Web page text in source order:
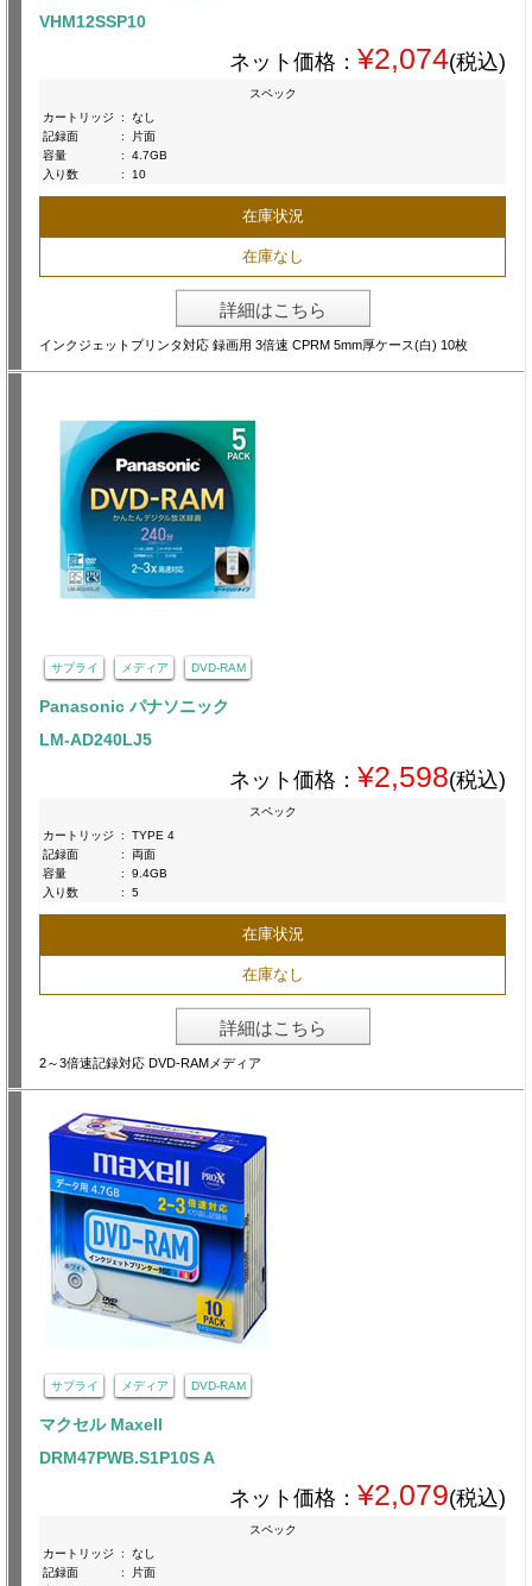
VHM12SSP10
ネット価格： ¥2,074(税込)
スペック
カートリッジ
:
なし
記録面
:
片面
容量
:
4.7GB
入り数
: 10
在庫状況
在庫なし
詳細はこちら
インクジェットプリンタ対応 録画用 3倍速 CPRM 5mm厚ケース(白) 10枚
サプライ メディア DVD-RAM
Panasonic パナソニック
LM-AD240LJ5
ネット価格： ¥2,598(税込)
スペック
カートリッジ
:
TYPE 4
記録面
:
両面
容量
:
9.4GB
入り数
: 5
在庫状況
在庫なし
詳細はこちら
2～3倍速記録対応 DVD-RAMメディア
サプライ メディア DVD-RAM
マクセル Maxell
DRM47PWB.S1P10S A
ネット価格： ¥2,079(税込)
スペック
カートリッジ
:
なし
記録面
:
片面